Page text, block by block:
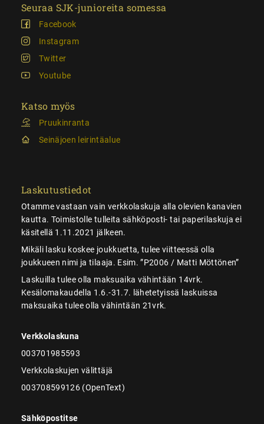
Seuraa SJK-junioreita somessa
Facebook
Instagram
Twitter
Youtube
Katso myös
Pruukinranta
Seinäjoen leirintäalue
Laskutustiedot
Otamme vastaan vain verkkolaskuja alla olevien kanavien
kautta. Toimistolle tulleita sähköposti- tai paperilaskuja ei
käsitellä 1.11.2021 jälkeen.
Mikäli lasku koskee joukkuetta, tulee viitteessä olla
joukkueen nimi ja tilaaja. Esim. ”P2006 / Matti Möttönen”
Laskuilla tulee olla maksuaika vähintään 14vrk.
Kesälomakaudella 1.6.-31.7. lähetetyissä laskuissa
maksuaika tulee olla vähintään 21vrk.
Verkkolaskuna
003701985593
Verkkolaskujen välittäjä
003708599126 (OpenText)
Sähköpostitse